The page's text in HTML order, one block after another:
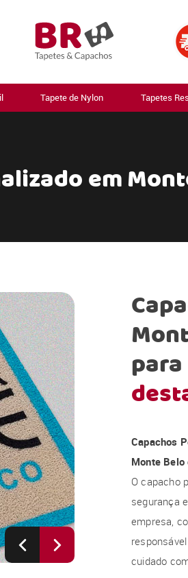
Tapete de Nylon Tapetes
em
Capachos
Monte Belo
O capacho
segurança
empresa,
cuidado